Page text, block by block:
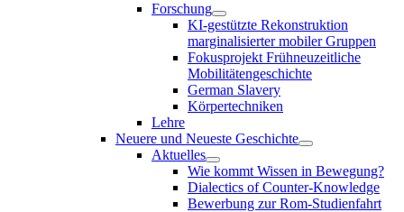
Forschung
KI-gestützte Rekonstruktion
marginalisierter mobiler Gruppen
Fokusprojekt Frühneuzeitliche
Mobilitätengeschichte
German Slavery
Körpertechniken
Lehre
Neuere und Neueste Geschichte
Aktuelles
Wie kommt Wissen in Bewegung?
Dialectics of Counter-Knowledge
Bewerbung zur Rom-Studienfahrt